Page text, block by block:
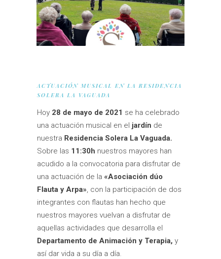
ACTUACIÓN MUSICAL EN LA RESIDENCIA
SOLERA LA VAGUADA
Hoy 28 de mayo de 2021 se ha celebrado
una actuación musical en el jardín de
nuestra Residencia Solera La Vaguada.
Sobre las 11:30h nuestros mayores han
acudido a la convocatoria para disfrutar de
una actuación de la «Asociación dúo
Flauta y Arpa», con la participación de dos
integrantes con flautas han hecho que
nuestros mayores vuelvan a disfrutar de
aquellas actividades que desarrolla el
Departamento de Animación y Terapia, y
así dar vida a su día a día.